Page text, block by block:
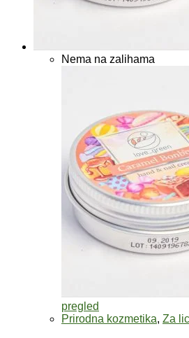
Nema na zalihama
pregled
Prirodna kozmetika, Za